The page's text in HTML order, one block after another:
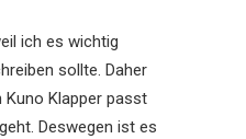
ich es wichtig
sollte. Daher
Kuno Klapper passt
Deswegen ist es